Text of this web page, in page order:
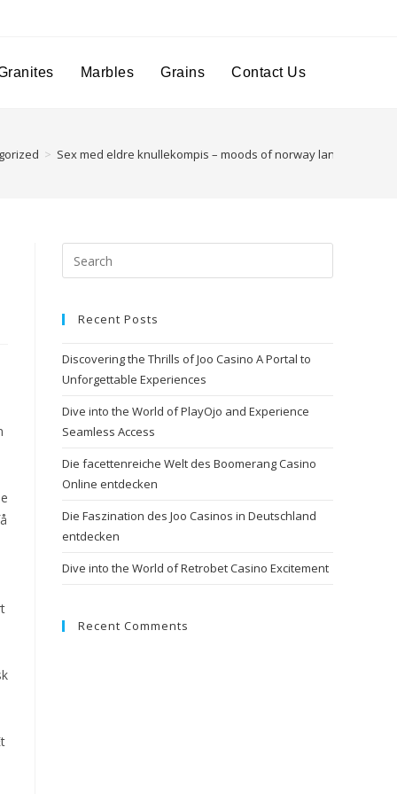
Marbles Grains Contact Us
> Sex med eldre knullekompis – moods of norway lang kjole
Recent Posts
Discovering the Thrills of Joo Casino A Portal to
Unforgettable Experiences
Dive into the World of PlayOjo and Experience
Seamless Access
Die facettenreiche Welt des Boomerang Casino
Online entdecken
Die Faszination des Joo Casinos in Deutschland
entdecken
Dive into the World of Retrobet Casino Excitement
Recent Comments